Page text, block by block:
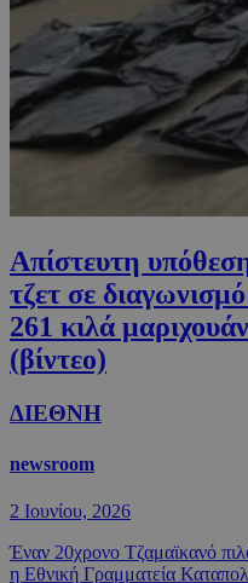
Απίστευτη
τζετ σε
261 κιλά
(βίντεο)
ΔΙΕΘΝΗ
newsroom
2 Ιουνίου, 2026
Έναν 20χρονο Τζαμαϊκανό
η Εθνική Γραμματεία